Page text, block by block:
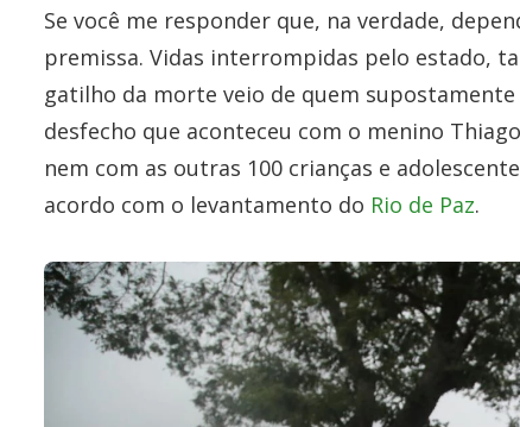
Se você me responder que, na verdade,
premissa. Vidas interrompidas pelo estado,
gatilho da morte veio de quem
desfecho que aconteceu com o menino
nem com as outras 100 crianças e
acordo com o levantamento do Rio de Paz.